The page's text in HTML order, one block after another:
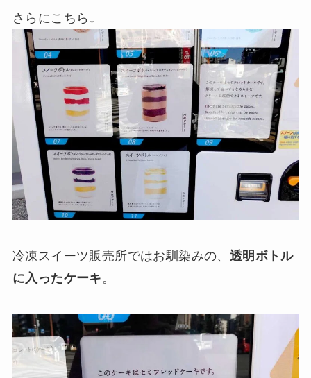
さらにこちら↓
冷凍スイーツ販売所ではお馴染みの、 透明ボトル
に入ったケーキ 。